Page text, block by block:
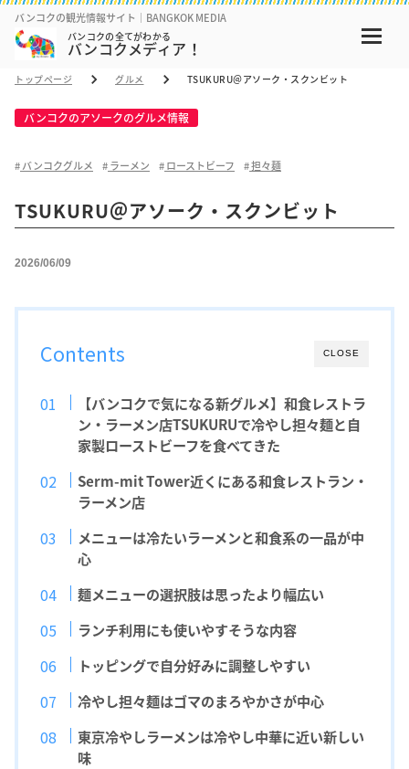
バンコクの観光情報サイト｜BANGKOK MEDIA
バンコクの全てがわかる
バンコクメディア！
トップページ グルメ TSUKURU＠アソーク・スクンビット
バンコクのアソークのグルメ情報
バンコクグルメ ラーメン ローストビーフ 担々麺
TSUKURU＠アソーク・スクンビット
2026/06/09
CLOSE
Contents
【バンコクで気になる新グルメ】和食レストラ
ン・ラーメン店TSUKURUで冷やし担々麺と自
家製ローストビーフを食べてきた
Serm-mit Tower近くにある和食レストラン・
ラーメン店
メニューは冷たいラーメンと和食系の一品が中
心
麺メニューの選択肢は思ったより幅広い
ランチ利用にも使いやすそうな内容
トッピングで自分好みに調整しやすい
冷やし担々麺はゴマのまろやかさが中心
東京冷やしラーメンは冷やし中華に近い新しい
味